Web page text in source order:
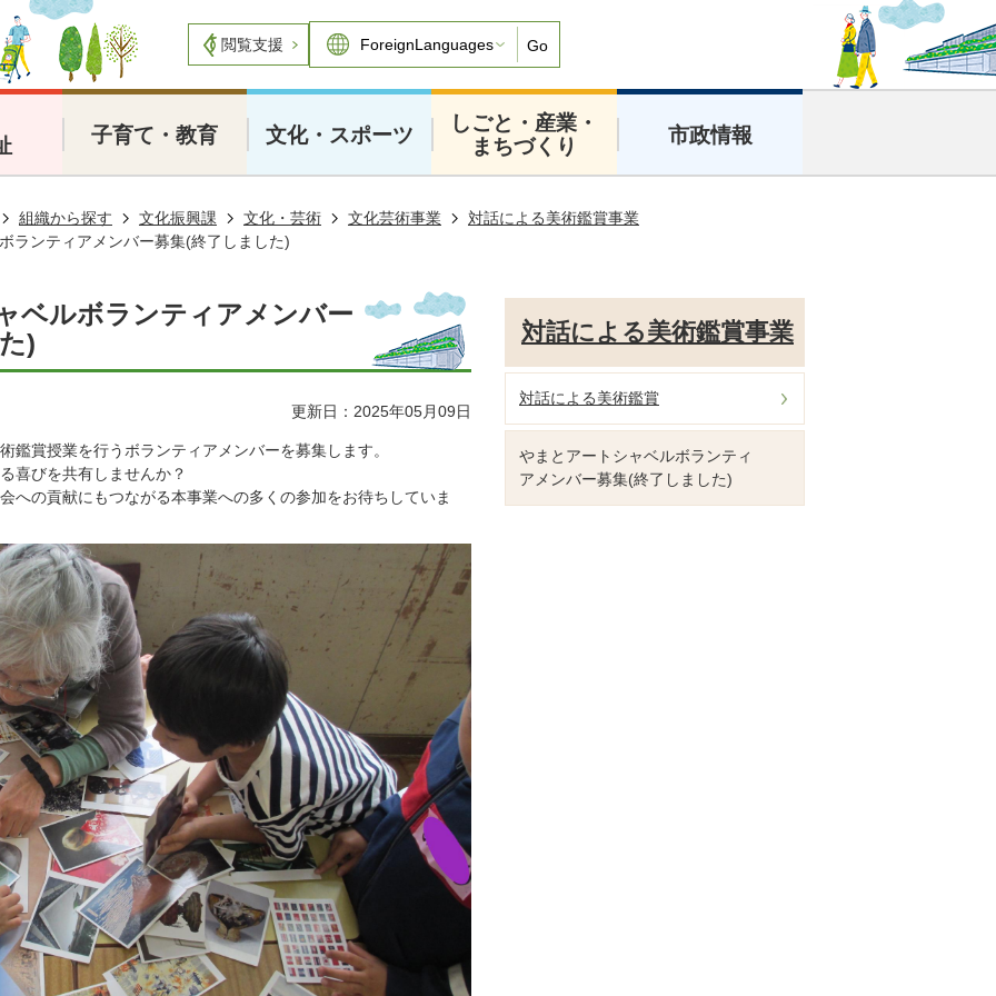
閲覧支援 Go
子育て・教育 文化・スポーツ
しごと・産業・
まちづくり
市政情報
組織から探す 文化振興課 文化・芸術 文化芸術事業
対話による美術鑑賞事業
ランティアメンバー募集(終了しました)
ベルボランティアメンバー
)
更新日：2025年05月09日
鑑賞授業を行うボランティアメンバーを募集します。
喜びを共有しませんか？
への貢献にもつながる本事業への多くの参加をお待ちしていま
対話による美術鑑賞事業
対話による美術鑑賞
やまとアートシャベルボランティ
アメンバー募集(終了しました)